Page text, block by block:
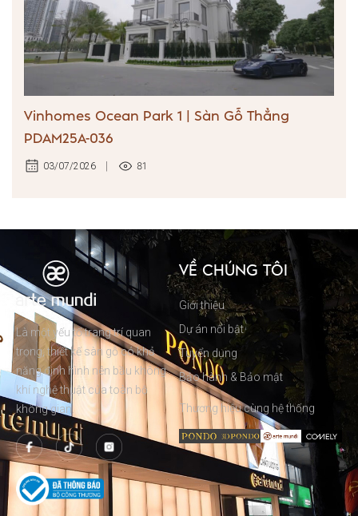
Vinhomes Ocean Park 1 | Sàn Gỗ Thẳng
PDAM25A-036
03/07/2026 81
Là một yếu tố trang trí quan
trọng, thiết kế sàn gỗ có khả
năng định hình nên bầu không
khí nghệ thuật của toàn bộ
không gian.
VỀ CHÚNG TÔI
Giới thiệu
Dự án nổi bật
Tuyển dụng
Bảo hành & Bảo mật
Thương hiệu cùng hệ thống